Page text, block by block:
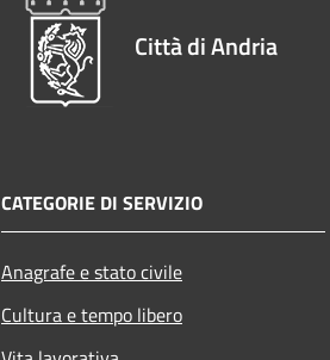
Città di Andria
CATEGORIE DI SERVIZIO
Anagrafe e stato civile
Cultura e tempo libero